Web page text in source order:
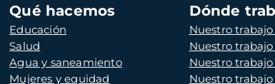
Qué hacemos
Educación
Salud
Agua y saneamiento
Mujeres y equidad
Dónde
Nuestro
Nuestro
Nuestro trabajo
Nuestro